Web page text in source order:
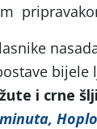
bijele
i crne